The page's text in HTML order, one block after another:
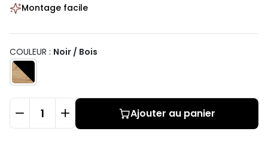
Montage facile
COULEUR : Noir / Bois
Ajouter au panier